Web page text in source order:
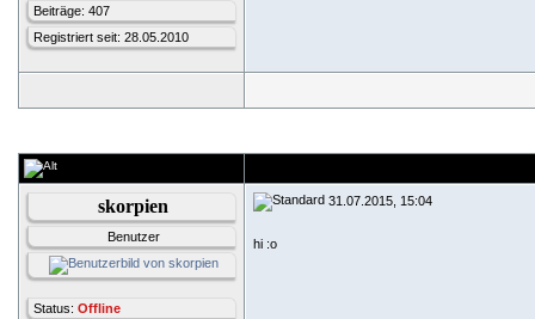
Beiträge: 407
Registriert seit: 28.05.2010
skorpien
Benutzer
Status: Offline
31.07.2015, 15:04
hi :o